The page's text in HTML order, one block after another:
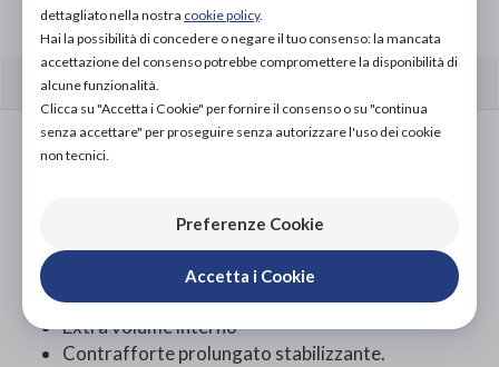
CARATTERISTICHE
Tomaia in nylon super soft automodellante.
Tomaia seamless: senza cuciture nei punti di
Suola biomeccanica semirigida Timing Rocker
Sole®.
Predisposizione all’inserimento di un plantare
finito o su misura.
Extra volume interno
Contrafforte prolungato stabilizzante.
dettagliato nella nostra cookie policy.
Hai la possibilità di concedere o negare il tuo consenso: la mancata
accettazione del consenso potrebbe compromettere la disponibilità di
alcune funzionalità.
Clicca su "Accetta i Cookie" per fornire il consenso o su "continua
senza accettare" per proseguire senza autorizzare l'uso dei cookie
non tecnici.
Preferenze Cookie
Accetta i Cookie